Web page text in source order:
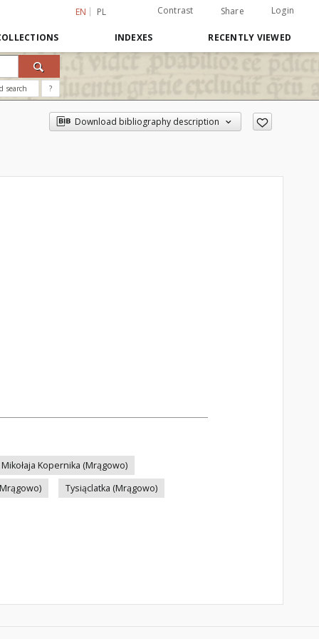
EN PL Contrast Share Login
INDEXES RECENTLY VIEWED
search ?
Download bibliography description
Kopernika (Mrągowo)
Tysiąclatka (Mrągowo)